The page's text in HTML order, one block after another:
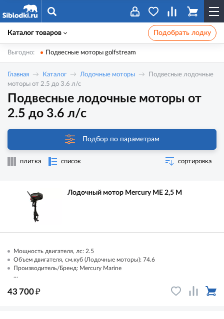
Каталог товаров Подобрать лодку
Выгодно: Подвесные моторы golfstream
Главная Каталог Лодочные моторы
Подвесные лодочные
моторы от 2.5 до 3.6 л/с
Подвесные лодочные моторы от
2.5 до 3.6 л/с
Подбор по параметрам
плитка список сортировка
Лодочный мотор Mercury ME 2,5 M
Мощность двигателя, лс: 2.5
Объем двигателя, см.куб (Лодочные моторы): 74.6
Производитель/Бренд: Mercury Marine
...
43 700₽